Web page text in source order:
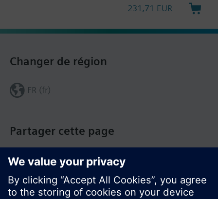
231,71 EUR
Partager cette page
Changer de région
FR (fr)